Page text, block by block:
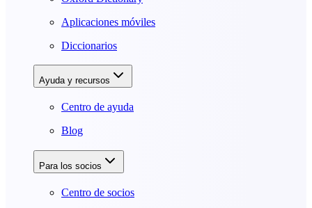
Aplicaciones móviles
Diccionarios
Ayuda y recursos
Centro de ayuda
Blog
Para los socios
Centro de socios